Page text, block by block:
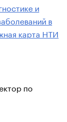
и
в
карта НТИ
по